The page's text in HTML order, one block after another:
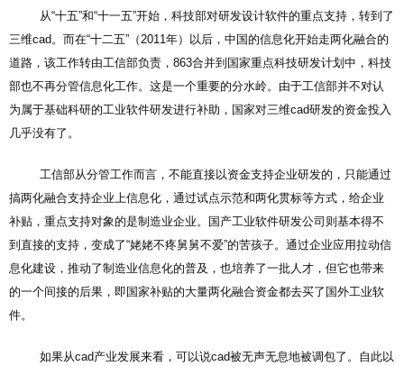
从“十五”和“十一五”开始，科技部对研发设计软件的重点支持，转到了
三维cad。而在“十二五”（2011年）以后，中国的信息化开始走两化融合的
道路，该工作转由工信部负责，863合并到国家重点科技研发计划中，科技
部也不再分管信息化工作。这是一个重要的分水岭。由于工信部并不对认
为属于基础科研的工业软件研发进行补助，国家对三维cad研发的资金投入
几乎没有了。
工信部从分管工作而言，不能直接以资金支持企业研发的，只能通过
搞两化融合支持企业上信息化，通过试点示范和两化贯标等方式，给企业
补贴，重点支持对象的是制造业企业。国产工业软件研发公司则基本得不
到直接的支持，变成了“姥姥不疼舅舅不爱”的苦孩子。通过企业应用拉动信
息化建设，推动了制造业信息化的普及，也培养了一批人才，但它也带来
的一个间接的后果，即国家补贴的大量两化融合资金都去买了国外工业软
件。
如果从cad产业发展来看，可以说cad被无声无息地被调包了。自此以